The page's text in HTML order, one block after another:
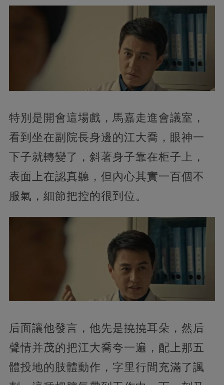
特別是開會這場戲，馬嘉走進會議室，
看到坐在副院長身邊的江大喬，眼神一
下子就轉變了，斜著身子靠在柜子上，
表面上在認真聽，但內心其實一百個不
服氣，細節把控的很到位。
后面讓他發言，他先是撓撓耳朵，然后
聲情并茂的把江大喬夸一遍，配上那五
體投地的肢體動作，字里行間充滿了諷